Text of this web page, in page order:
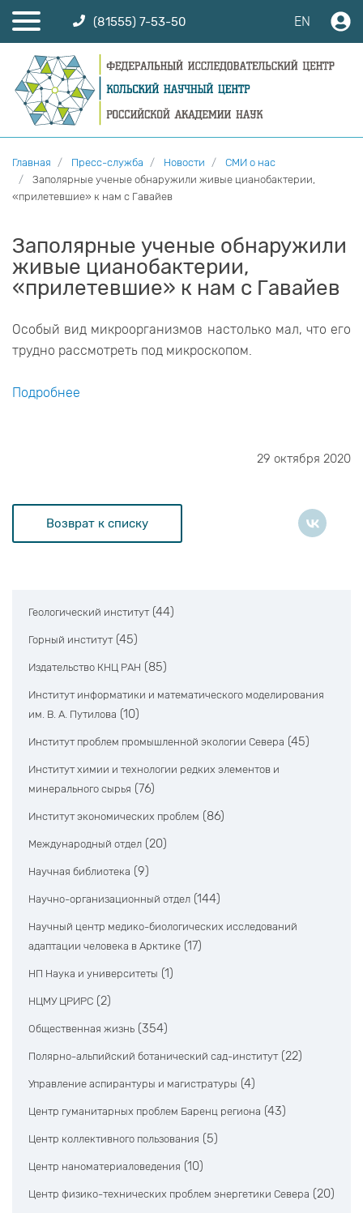
(81555) 7-53-50 EN
Главная Пресс-служба Новости
СМИ о нас
Заполярные ученые обнаружили живые цианобактерии,
«прилетевшие» к нам с Гавайев
Заполярные ученые обнаружили
живые цианобактерии,
«прилетевшие» к нам с Гавайев
Особый вид микроорганизмов настолько мал, что его
трудно рассмотреть под микроскопом.
Подробнее
29 октября 2020
Возврат к списку
Геологический институт (44)
Горный институт (45)
Издательство КНЦ РАН (85)
Институт информатики и математического моделирования
им. В. А. Путилова (10)
Институт проблем промышленной экологии Севера (45)
Институт химии и технологии редких элементов и
минерального сырья (76)
Институт экономических проблем (86)
Международный отдел (20)
Научная библиотека (9)
Научно-организационный отдел (144)
Научный центр медико-биологических исследований
адаптации человека в Арктике (17)
НП Наука и университеты (1)
НЦМУ ЦРИРС (2)
Общественная жизнь (354)
Полярно-альпийский ботанический сад-институт (22)
Управление аспирантуры и магистратуры (4)
Центр гуманитарных проблем Баренц региона (43)
Центр коллективного пользования (5)
Центр наноматериаловедения (10)
Центр физико-технических проблем энергетики Севера (20)